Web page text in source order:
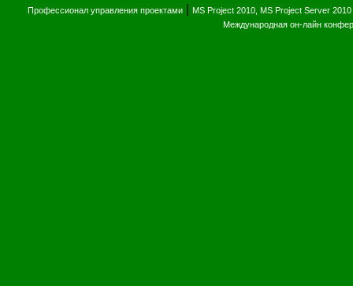
Профессионал управления проектами MS Project 2010, MS Project Server 2010
Международная он-лайн